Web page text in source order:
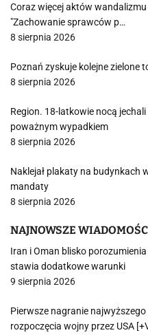
Coraz więcej aktów
"Zachowanie sprawców p…
8 sierpnia 2026
Poznań zyskuje kolejne zielone
8 sierpnia 2026
Region. 18-latkowie nocą
poważnym wypadkiem
8 sierpnia 2026
Naklejał plakaty na budynkach
mandaty
8 sierpnia 2026
NAJNOWSZE
Iran i Oman blisko
stawia dodatkowe warunki
9 sierpnia 2026
Pierwsze nagranie
rozpoczęcia wojny przez USA